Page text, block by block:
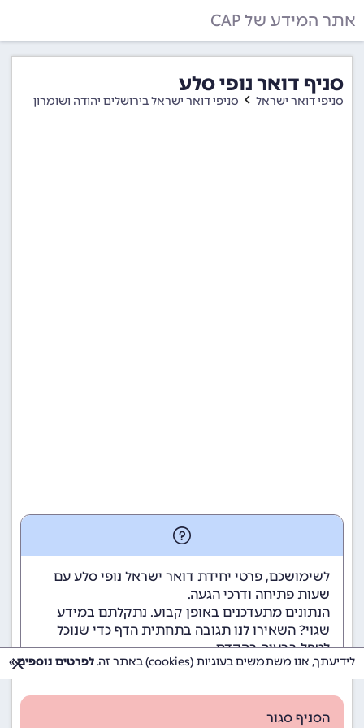
אתר המידע של CAP
סניף דואר נופי סלע
סניפי דואר ישראל סניפי דואר ישראל בירושלים יהודה ושומרון
לשימושכם, פרטי יחידת דואר ישראל נופי סלע עם
שעות פתיחה ודרכי הגעה.
הנתונים מתעדכנים באופן קבוע. נתקלתם במידע
שגוי? השאירו לנו תגובה בתחתית הדף כדי שנוכל
לטפל בבעיה בהקדם.
הסניף סגור
לידיעתך, אנו משתמשים בעוגיות (cookies) באתר זה. לפרטים נוספים »